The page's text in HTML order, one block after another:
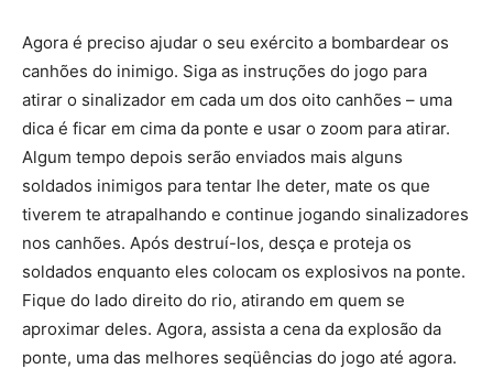
Agora é preciso ajudar o seu exército a bombardear os
canhões do inimigo. Siga as instruções do jogo para
atirar o sinalizador em cada um dos oito canhões – uma
dica é ficar em cima da ponte e usar o zoom para atirar.
Algum tempo depois serão enviados mais alguns
soldados inimigos para tentar lhe deter, mate os que
tiverem te atrapalhando e continue jogando sinalizadores
nos canhões. Após destruí-los, desça e proteja os
soldados enquanto eles colocam os explosivos na ponte.
Fique do lado direito do rio, atirando em quem se
aproximar deles. Agora, assista a cena da explosão da
ponte, uma das melhores seqüências do jogo até agora.